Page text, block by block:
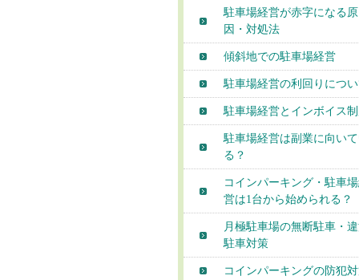
駐車場経営が赤字になる原
因・対処法
傾斜地での駐車場経営
駐車場経営の利回りにつ
駐車場経営とインボイス
駐車場経営は副業に向い
る？
コインパーキング・駐車
営は1台から始められる？
月極駐車場の無断駐車・
駐車対策
コインパーキングの防犯